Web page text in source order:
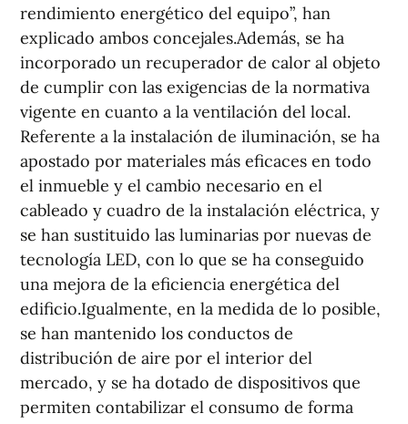
rendimiento energético del equipo”, han
explicado ambos concejales.Además, se ha
incorporado un recuperador de calor al objeto
de cumplir con las exigencias de la normativa
vigente en cuanto a la ventilación del local.
Referente a la instalación de iluminación, se ha
apostado por materiales más eficaces en todo
el inmueble y el cambio necesario en el
cableado y cuadro de la instalación eléctrica, y
se han sustituido las luminarias por nuevas de
tecnología LED, con lo que se ha conseguido
una mejora de la eficiencia energética del
edificio.Igualmente, en la medida de lo posible,
se han mantenido los conductos de
distribución de aire por el interior del
mercado, y se ha dotado de dispositivos que
permiten contabilizar el consumo de forma